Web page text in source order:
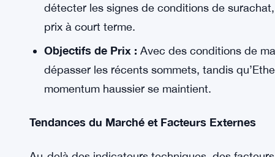
Prévisions pour la Semaine à Venir
Perspectives Haussières :Malgré les
prêts à tirer parti du sentiment positif et des
Notes de Prudence :Les investisseurs